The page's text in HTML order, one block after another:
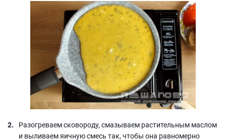
Разогреваем сковороду, смазываем растительным маслом
и выливаем яичную смесь так, чтобы она равномерно